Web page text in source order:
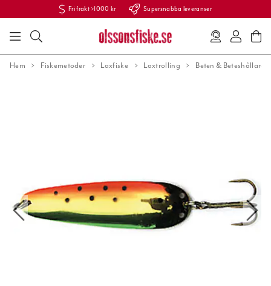
Fri frakt >1000 kr Supersnabba leveranser
Hem Fiskemetoder Laxfiske Laxtrolling Beten & Beteshållare